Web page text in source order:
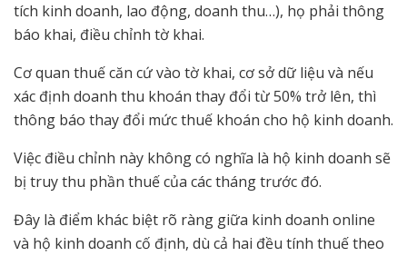
tích kinh doanh, lao động, doanh thu…), họ phải thông
báo khai, điều chỉnh tờ khai.
Cơ quan thuế căn cứ vào tờ khai, cơ sở dữ liệu và nếu
xác định doanh thu khoán thay đổi từ 50% trở lên, thì
thông báo thay đổi mức thuế khoán cho hộ kinh doanh.
Việc điều chỉnh này không có nghĩa là hộ kinh doanh sẽ
bị truy thu phần thuế của các tháng trước đó.
Đây là điểm khác biệt rõ ràng giữa kinh doanh online
và hộ kinh doanh cố định, dù cả hai đều tính thuế theo